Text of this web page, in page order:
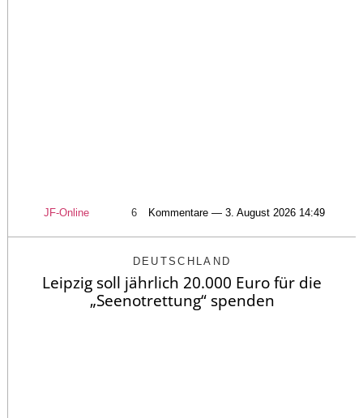
JF-Online 6 Kommentare — 3. August 2026 14:49
DEUTSCHLAND
Leipzig soll jährlich 20.000 Euro für die
„Seenotrettung“ spenden